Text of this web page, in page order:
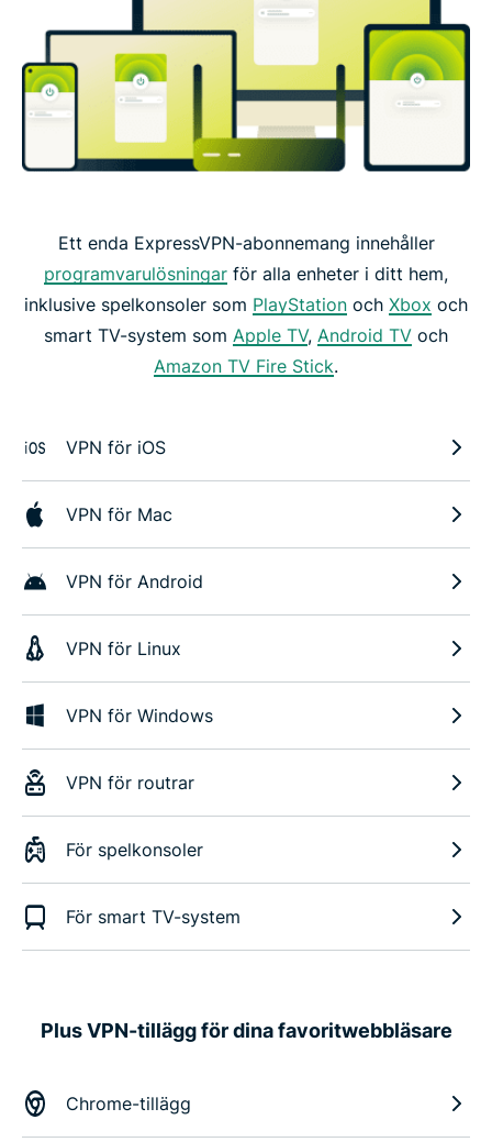
Ett enda ExpressVPN-abonnemang innehåller
programvarulösningar för alla enheter i ditt hem,
inklusive spelkonsoler som PlayStation och Xbox och
smart TV-system som Apple TV, Android TV och
Amazon TV Fire Stick.
VPN för iOS
VPN för Mac
VPN för Android
VPN för Linux
VPN för Windows
VPN för routrar
För spelkonsoler
För smart TV-system
Plus VPN-tillägg för dina favoritwebbläsare
Chrome-tillägg